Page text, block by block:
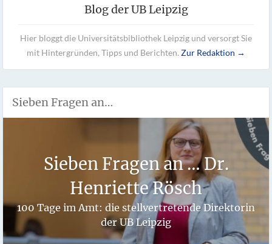
Blog der UB Leipzig
Hier bloggt die Universitätsbibliothek Leipzig und versorgt Sie
mit Hintergründen, Tipps und Berichten. Zur Redaktion →
Sieben Fragen an…
Sieben Fragen an … Dr.
Henriette Rösch
100 Tage im Amt: die stellvertretende Direktorin
der UB Leipzig